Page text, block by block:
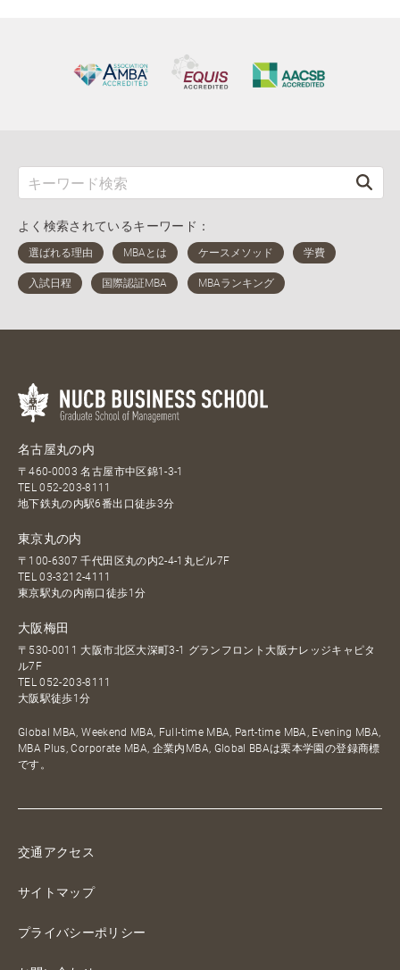
よく検索されているキーワード：
名古屋丸の内
〒460-0003 名古屋市中区錦1-3-1
TEL052-203-8111
地下鉄丸の内駅6番出口徒歩3分
東京丸の内
〒100-6307 千代田区丸の内2-4-1丸ビル7F
TEL03-3212-4111
東京駅丸の内南口徒歩1分
大阪梅田
〒530-0011 大阪市北区大深町3-1 グランフロント大阪ナレッジキャピタ
ル7F
TEL052-203-8111
大阪駅徒歩1分
Global MBA, Weekend MBA, Full-time MBA, Part-time MBA, Evening MBA,
MBA Plus, Corporate MBA, 企業内MBA, Global BBAは栗本学園の登録商標
です。
交通アクセス
サイトマップ
プライバシーポリシー